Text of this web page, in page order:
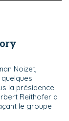
Noizet,
la présidence
Reithofer a
le groupe